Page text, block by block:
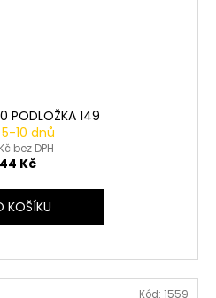
149
10 dnů
bez DPH
44 Kč
KOŠÍKU
Kód: 1559